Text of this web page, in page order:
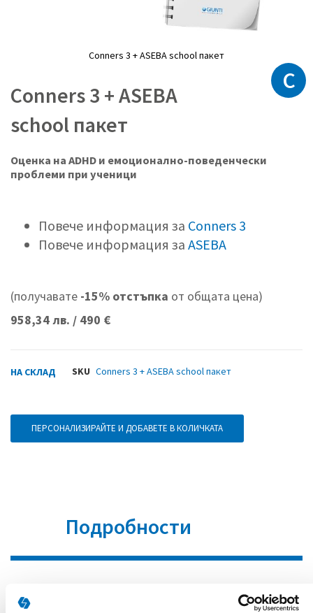
Conners 3 + ASEBA school пакет
към
началото
галерия
снимки
Conners 3 + ASEBA
school пакет
C
Оценка на ADHD и емоционално-поведенчески
проблеми при ученици
Повече информация за Conners 3
Повече информация за ASEBA
(получавате -15% отстъпка от общата цена)
958,34 лв. / 490 €
НА СКЛАД SKU Conners 3 + ASEBA school пакет
ПЕРСОНАЛИЗИРАЙТЕ И ДОБАВЕТЕ В КОЛИЧКАТА
Подробности